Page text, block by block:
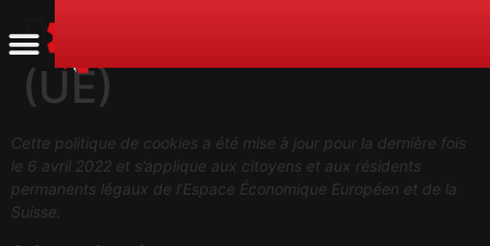
Politique de cookies
(UE)
Cette politique de cookies a été mise à jour pour la dernière fois
le 6 avril 2022 et s’applique aux citoyens et aux résidents
permanents légaux de l’Espace Économique Européen et de la
Suisse.